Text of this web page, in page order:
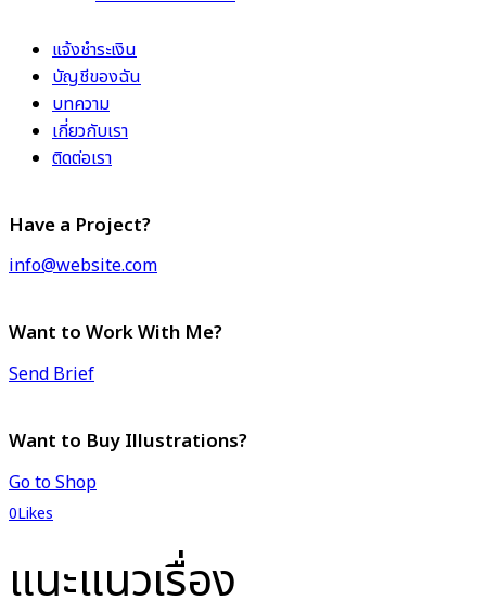
แจ้งชำระเงิน
บัญชีของฉัน
บทความ
เกี่ยวกับเรา
ติดต่อเรา
Have a Project?
info@website.com
Want to Work With Me?
Send Brief
Want to Buy Illustrations?
Go to Shop
0Likes
แนะแนวเรื่อง